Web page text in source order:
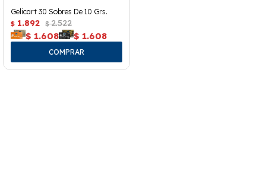
Gelicart 30 Sobres De 10 Grs.
$ 1.892 $ 2.522
$ 1.608 $ 1.608